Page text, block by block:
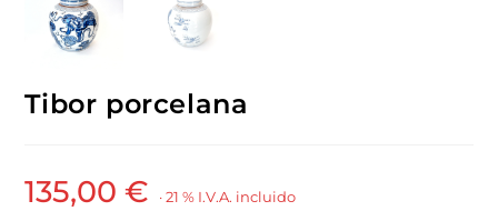
Tibor porcelana
135,00€ · 21 % I.V.A. incluido